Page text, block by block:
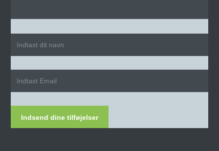
Indsend dine tilføjelser